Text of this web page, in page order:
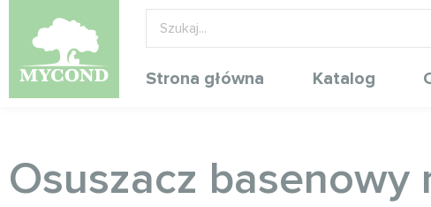
Strona główna Katalog
Osuszacz basenowy